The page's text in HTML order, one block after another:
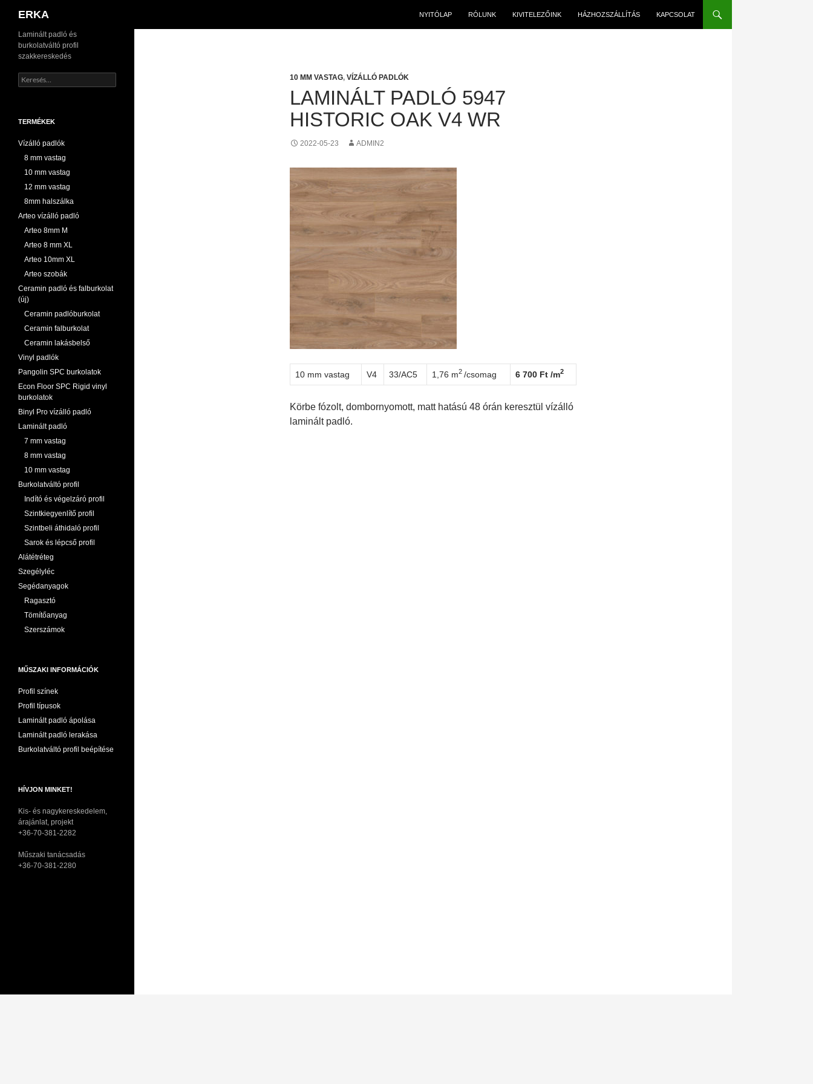
Kilépés
ERKA NYITÓLAP RÓLUNK KIVITELEZŐINK HÁZHOZSZÁLLÍTÁS KAPCSOLAT
10 MM VASTAG, VÍZÁLLÓ PADLÓK
LAMINÁLT PADLÓ 5947
HISTORIC OAK V4 WR
2022-05-23 ADMIN2
10 mm vastag V4 33/AC5 1,76 m2 /csomag 6 700 Ft /m2
Körbe fózolt, dombornyomott, matt hatású 48 órán keresztül vízálló
laminált padló.
Laminált padló és
burkolatváltó profil
szakkereskedés
Keresés:
TERMÉKEK
Vízálló padlók
8 mm vastag
10 mm vastag
12 mm vastag
8mm halszálka
Arteo vízálló padló
Arteo 8mm M
Arteo 8 mm XL
Arteo 10mm XL
Arteo szobák
Ceramin padló és falburkolat
(új)
Ceramin padlóburkolat
Ceramin falburkolat
Ceramin lakásbelső
Vinyl padlók
Pangolin SPC burkolatok
Econ Floor SPC Rigid vinyl
burkolatok
Binyl Pro vízálló padló
Laminált padló
7 mm vastag
8 mm vastag
10 mm vastag
Burkolatváltó profil
Indító és végelzáró profil
Szintkiegyenlítő profil
Szintbeli áthidaló profil
Sarok és lépcső profil
Alátétréteg
Szegélyléc
Segédanyagok
Ragasztó
Tömítőanyag
Szerszámok
MŰSZAKI INFORMÁCIÓK
Profil színek
Profil típusok
Laminált padló ápolása
Laminált padló lerakása
Burkolatváltó profil beépítése
HÍVJON MINKET!
Kis- és nagykereskedelem,
árajánlat, projekt
+36-70-381-2282
Műszaki tanácsadás
+36-70-381-2280